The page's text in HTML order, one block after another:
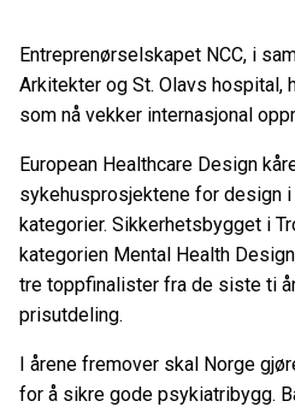
Entreprenørselskapet NCC, i
Arkitekter og St. Olavs hospital,
som nå vekker internasjonal
European Healthcare Design
sykehusprosjektene for design
kategorier. Sikkerhetsbygget i
kategorien Mental Health
tre toppfinalister fra de siste ti
prisutdeling.
I årene fremover skal Norge
for å sikre gode psykiatribygg.